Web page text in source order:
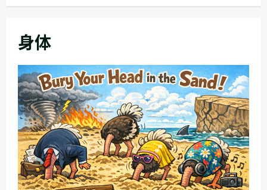
ー
身体